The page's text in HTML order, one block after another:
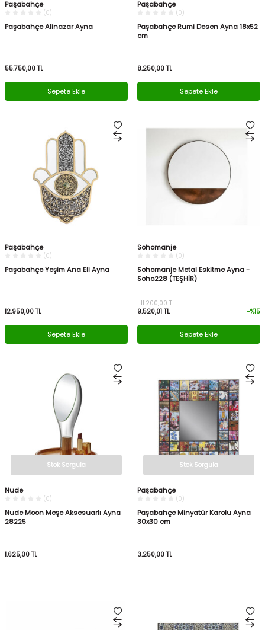
Paşabahçe
(0)
Paşabahçe Alinazar Ayna
55.750,00 TL
Sepete Ekle
Paşabahçe
(0)
Paşabahçe Rumi Desen Ayna 18x52
cm
8.250,00 TL
Sepete Ekle
Paşabahçe
(0)
Paşabahçe Yeşim Ana Eli Ayna
12.950,00 TL
Sepete Ekle
Sohomanje
(0)
Sohomanje Metal Eskitme Ayna -
Soho228 (TEŞHİR)
9.520,01 TL
11.200,00TL
-%15
Sepete Ekle
Stok Sorgula
Nude
(0)
Nude Moon Meşe Aksesuarlı Ayna
28225
1.625,00 TL
Stok Sorgula
Paşabahçe
(0)
Paşabahçe Minyatür Karolu Ayna
30x30 cm
3.250,00 TL